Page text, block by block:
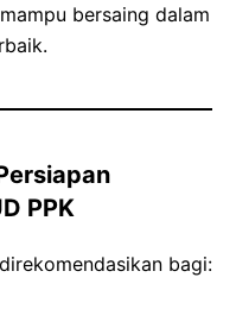
bersaing dalam
PPK
bagi: